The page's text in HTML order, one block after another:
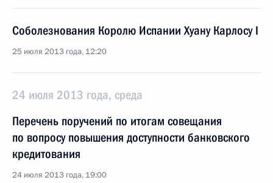
Соболезнования Королю Испании Хуану Карлосу I
25 июля 2013 года, 12:20
24 июля 2013 года, среда
Перечень поручений по итогам совещания
по вопросу повышения доступности банковского
кредитования
24 июля 2013 года, 19:00